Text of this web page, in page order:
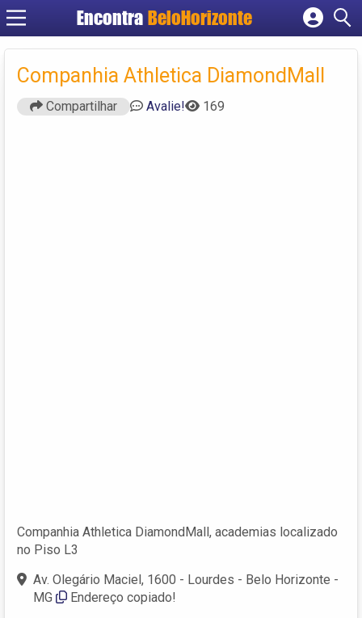
Encontra BeloHorizonte
Cadastrar empresa
Criar conta
Companhia Athletica DiamondMall
Compartilhar Avalie! 169
Companhia Athletica DiamondMall, academias localizado
no Piso L3
Av. Olegário Maciel, 1600 - Lourdes - Belo Horizonte -
MG
Endereço copiado!